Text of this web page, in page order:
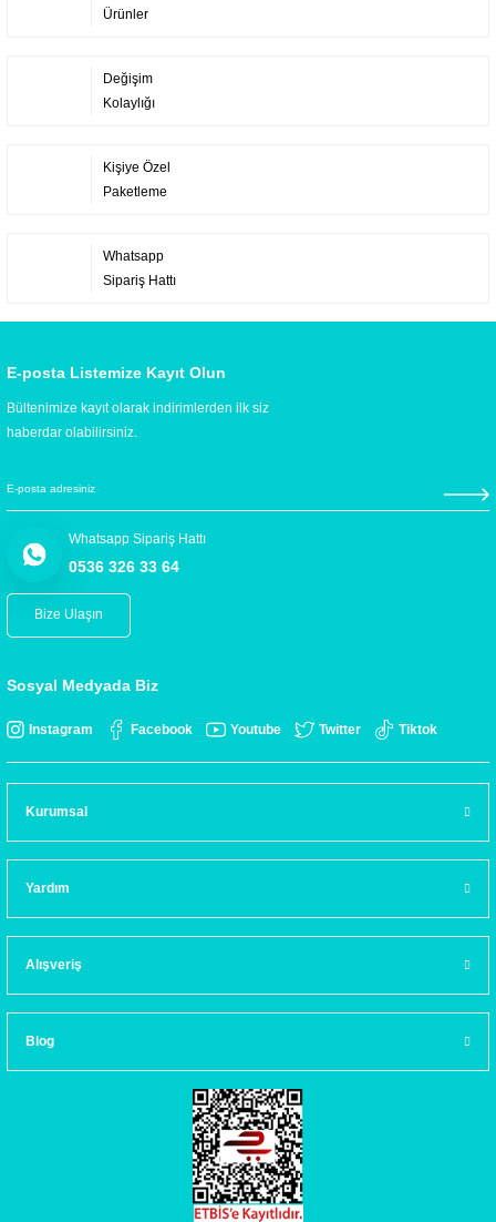
Ürünler
Değişim
Kolaylığı
Kişiye Özel
Paketleme
Whatsapp
Sipariş Hattı
E-posta Listemize Kayıt Olun
Bültenimize kayıt olarak indirimlerden ilk siz
haberdar olabilirsiniz.
Whatsapp Sipariş Hattı
0536 326 33 64
Bize Ulaşın
Sosyal Medyada Biz
Instagram Facebook Youtube Twitter Tiktok
Kurumsal
Yardım
Alışveriş
Blog